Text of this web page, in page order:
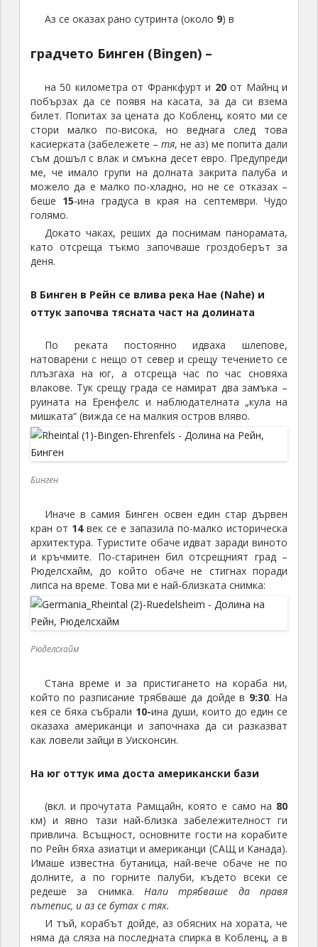
Аз се оказах рано сутринта (около 9) в
градчето Бинген (Bingen) –
на 50 километра от Франкфурт и 20от Майнц и
побързах да се появя на касата, за да си взема
билет. Попитах за цената до Кобленц, която ми се
стори малко по-висока, но веднага след това
касиерката (забележете – тя, не аз) ме попита дали
съм дошъл с влак и смъкна десет евро. Предупреди
ме, че имало групи на долната закрита палуба и
можело да е малко по-хладно, но не се отказах –
беше 15-ина градуса в края на септември. Чудо
голямо.
Докато чаках, реших да поснимам панорамата,
като отсреща тъкмо започваше гроздоберът за
деня.
В Бинген в Рейн се влива река Нае (Nahe) и
оттук започва тясната част на долината
По реката постоянно идваха шлепове,
натоварени с нещо от север и срещу течението се
плъзгаха на юг, а отсреща час по час сновяха
влакове. Тук срещу града се намират два замъка –
руината на Еренфелс и наблюдателната „кула на
мишката“ (вижда се на малкия остров вляво.
Бинген
Иначе в самия Бинген освен един стар дървен
кран от 14век се е запазила по-малко историческа
архитектура. Туристите обаче идват заради виното
и кръчмите. По-старинен бил отсрещният град –
Рюделсхайм, до който обаче не стигнах поради
липса на време. Това ми е най-близката снимка:
Рюделсхайм
Стана време и за пристигането на кораба ни,
който по разписание трябваше да дойде в 9:30. На
кея се бяха събрали 10-ина души, които до един се
оказаха американци и започнаха да си разказват
как ловели зайци в Уисконсин.
На юг оттук има доста американски бази
(вкл. и прочутата Рамщайн, която е само на 80
км) и явно тази най-близка забележителност ги
привлича. Всъщност, основните гости на корабите
по Рейн бяха азиатци и американци (САЩ и Канада).
Имаше известна бутаница, най-вече обаче не по
долните, а по горните палуби, където всеки се
редеше за снимка. Нали трябваше да правя
пътепис, и аз се бутах с тях.
И тъй, корабът дойде, аз обясних на хората, че
няма да сляза на последната спирка в Кобленц, а в